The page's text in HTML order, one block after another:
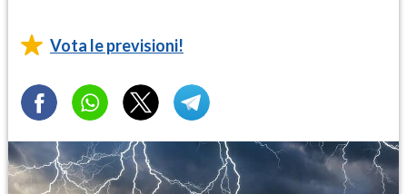
Vota le previsioni!